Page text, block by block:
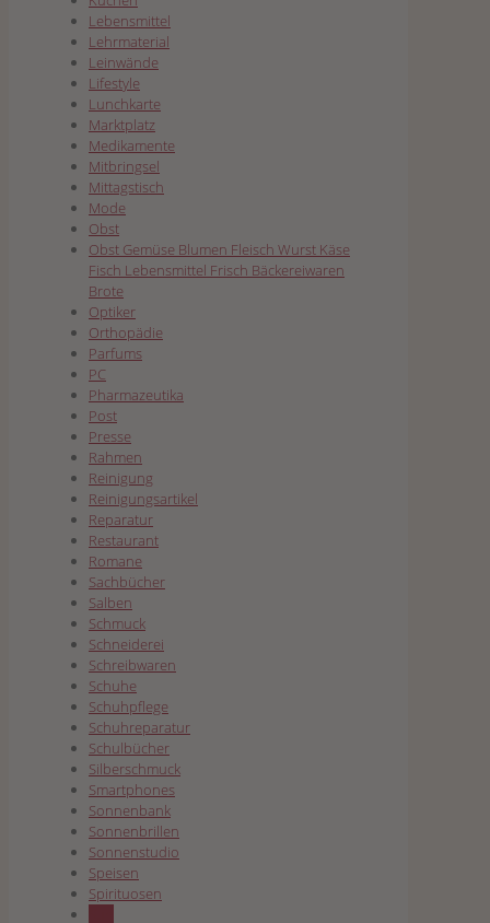
Lebensmittel
Lehrmaterial
Leinwände
Lifestyle
Lunchkarte
Marktplatz
Medikamente
Mitbringsel
Mittagstisch
Mode
Obst
Obst Gemüse Blumen Fleisch Wurst Käse
Fisch Lebensmittel Frisch Bäckereiwaren
Brote
Optiker
Orthopädie
Parfums
PC
Pharmazeutika
Post
Presse
Rahmen
Reinigung
Reinigungsartikel
Reparatur
Restaurant
Romane
Sachbücher
Salben
Schmuck
Schneiderei
Schreibwaren
Schuhe
Schuhpflege
Schuhreparatur
Schulbücher
Silberschmuck
Smartphones
Sonnenbank
Sonnenbrillen
Sonnenstudio
Speisen
Spirituosen